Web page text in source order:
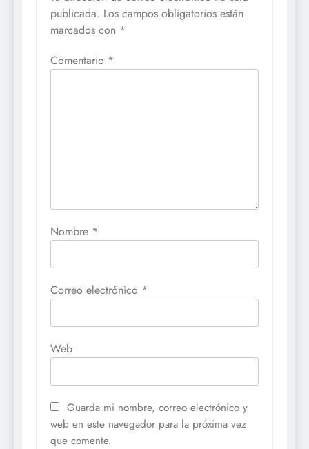
publicada. Los campos obligatorios están
marcados con *
Comentario *
Nombre *
Correo electrónico *
Web
Guarda mi nombre, correo electrónico y
web en este navegador para la próxima vez
que comente.